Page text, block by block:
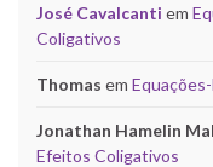
José Cavalcanti em
Coligativos
Thomas em
Jonathan Hamelin
Efeitos Coligativos